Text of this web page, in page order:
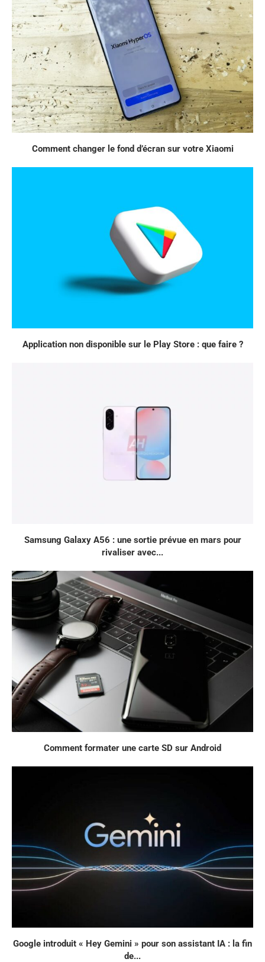
Comment changer le fond d’écran sur votre Xiaomi
Application non disponible sur le Play Store : que faire ?
Samsung Galaxy A56 : une sortie prévue en mars pour
rivaliser avec...
Comment formater une carte SD sur Android
Google introduit « Hey Gemini » pour son assistant IA : la fin
de...